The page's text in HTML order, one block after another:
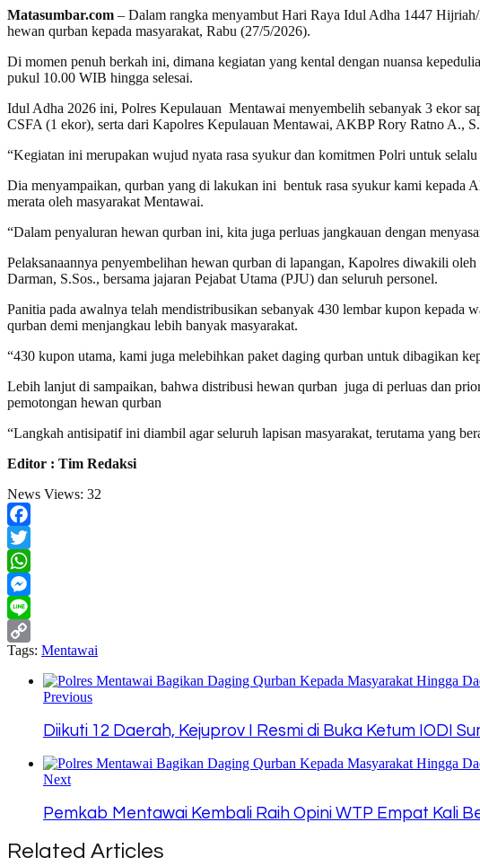
Matasumbar.com – Dalam rangka menyambut Hari Raya Idul Adha 1447
hewan qurban kepada masyarakat, Rabu (27/5/2026).
Di momen penuh berkah ini, dimana kegiatan yang kental dengan nuansa
pukul 10.00 WIB hingga selesai.
Idul Adha 2026 ini, Polres Kepulauan Mentawai menyembelih sebanyak 3 ekor
CSFA (1 ekor), serta dari Kapolres Kepulauan Mentawai, AKBP Rory Ratno A.,
“Kegiatan ini merupakan wujud nyata rasa syukur dan komitmen Polri untuk
Dia menyampaikan, qurban yang di lakukan ini bentuk rasa syukur kami kepada
merata oleh masyarakat Mentawai.
“Dalam penyaluran hewan qurban ini, kita juga perluas jangkauan dengan
Pelaksanaannya penyembelihan hewan qurban di lapangan, Kapolres diwakili
Darman, S.Sos., bersama jajaran Pejabat Utama (PJU) dan seluruh personel.
Panitia pada awalnya telah mendistribusikan sebanyak 430 lembar kupon
qurban demi menjangkau lebih banyak masyarakat.
“430 kupon utama, kami juga melebihkan paket daging qurban untuk dibagikan
Lebih lanjut di sampaikan, bahwa distribusi hewan qurban juga di perluas dan
pemotongan hewan qurban
“Langkah antisipatif ini diambil agar seluruh lapisan masyarakat, terutama yang
Editor : Tim Redaksi
News Views: 32
Facebook
Twitter
WhatsApp
Messenger
Line
Copy
Link
Tags: Mentawai
Previous
Diikuti 12 Daerah, Kejuprov I Resmi di Buka Ketum IODI
Next
Pemkab Mentawai Kembali Raih Opini WTP Empat Kali
Related Articles